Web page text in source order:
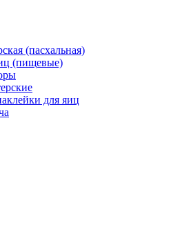
(пасхальная)
(пищевые)
для яиц